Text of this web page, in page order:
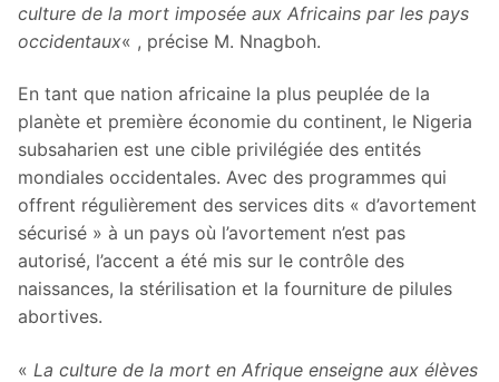
culture de la mort imposée aux Africains par les pays
occidentaux« , précise M. Nnagboh.
En tant que nation africaine la plus peuplée de la
planète et première économie du continent, le Nigeria
subsaharien est une cible privilégiée des entités
mondiales occidentales. Avec des programmes qui
offrent régulièrement des services dits « d’avortement
sécurisé » à un pays où l’avortement n’est pas
autorisé, l’accent a été mis sur le contrôle des
naissances, la stérilisation et la fourniture de pilules
abortives.
« La culture de la mort en Afrique enseigne aux élèves